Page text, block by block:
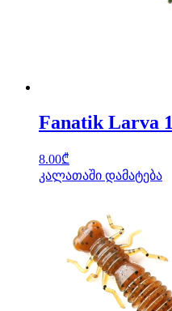
Fanatik Larva
8.00₾
კალათაში დამატება